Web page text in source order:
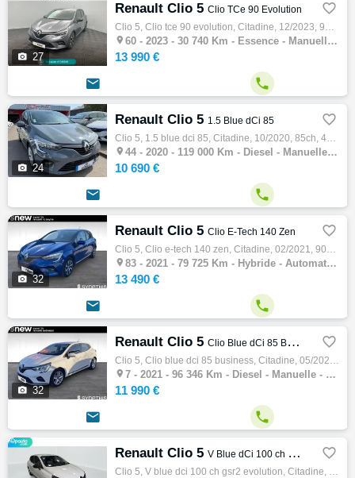
 27
Renault Clio 5 Clio TCe 90 Evolution 
Clio 5, Clio tce 90 evolution, Citadine, 12/2023, 91ch, 5cv, 30740 km, 5 portes, 5 places, Essence, Boite de vitesse manuelle, Gps, Couleur…
 60 - 2023 - 30 740 Km - Essence - Manuelle - Citadine
13 990 €
 
 24
Renault Clio 5 1.5 Blue dCi 85 
Clio 5, 1.5 blue dci 85, Citadine, 10/2020, 85ch, 4cv, 119000 km, 5 portes, 5 places, Clim. manuelle, Diesel, Boite de vitesse manuelle, Co…
 44 - 2020 - 119 000 Km - Diesel - Manuelle - Citadine
10 690 €
 
 32
Renault Clio 5 Clio E-Tech 140 Zen 
Clio 5, Clio e-tech 140 zen, Citadine, 02/2021, 90ch, 5cv, 79725 km, 5 portes, 5 places, Clim. manuelle, Hybride, Boite de vitesse automati…
 83 - 2021 - 79 725 Km - Hybride - Automatique - Citadine
13 490 €
 
 32
Renault Clio 5 Clio Blue dCi 85 Business 
Clio 5, Clio blue dci 85 business, Citadine, 05/2021, 85ch, 4cv, 96346 km, 5 portes, 5 places, Diesel, Boite de vitesse manuelle, Couleur b…
 7 - 2021 - 96 346 Km - Diesel - Manuelle - Citadine
11 990 €
 
Renault Clio 5 V Blue dCi 100 ch GSR2 Evolution 
Clio 5, V blue dci 100 ch gsr2 evolution, Citadine, 04/2025, 100ch, 5cv, 15 km, 5 portes, 5 places, Clim. manuelle, Diesel, Boite de vitess…